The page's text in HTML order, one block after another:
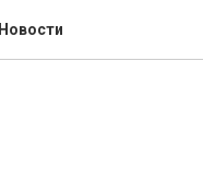
Новости